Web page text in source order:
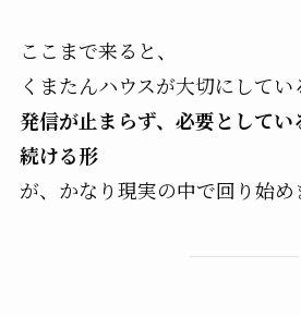
ここまで来ると、
くまたんハウスが大切にしてい
発信が止まらず、必要としてい
続ける形
が、かなり現実の中で回り始め